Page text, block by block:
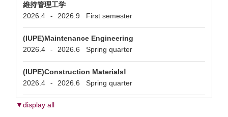
維持管理工学
2026.4
- 2026.9 First semester
(IUPE)Maintenance Engineering
2026.4
- 2026.6 Spring quarter
(IUPE)Construction MaterialsⅠ
2026.4
- 2026.6 Spring quarter
▼display all